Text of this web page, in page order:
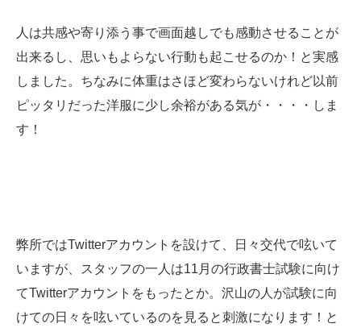
人は共感や寄り添う事で画面越しでも感動させることが
出来るし、思いもよらない行動も起こせるのか！と実感
しました。ちなみに体重はさほど変わらないけれど以前
ピッタリだった洋服に少し余裕がある気が・・・・しま
す！
弊所ではTwitterアカウントを設けて、日々交代で呟いて
いますが、スタッフの一人は11月の行政書士試験に向け
てTwitterアカウントをもったとか。沢山の人が試験に向
けての日々を呟いているのを見ると刺激になります！と